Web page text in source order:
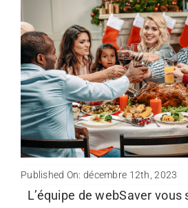
Published On: décembre 12th, 2023
L’équipe de webSaver vous